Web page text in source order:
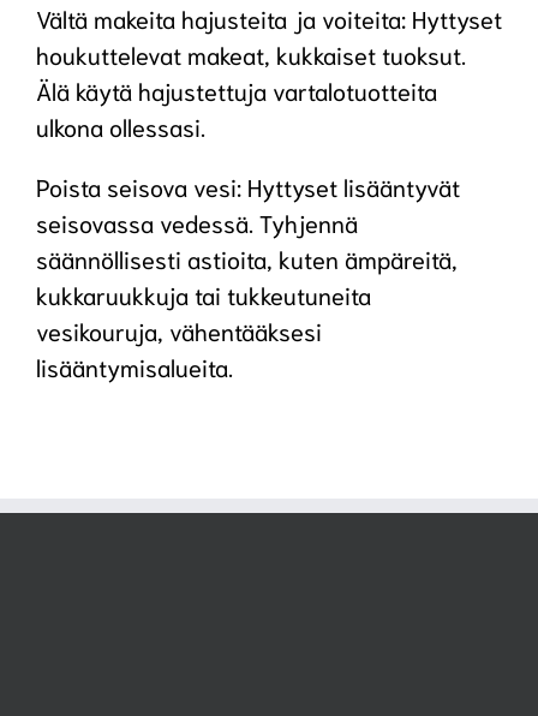
Vältä makeita hajusteita ja voiteita: Hyttyset
houkuttelevat makeat, kukkaiset tuoksut.
Älä käytä hajustettuja vartalotuotteita
ulkona ollessasi.
Poista seisova vesi: Hyttyset lisääntyvät
seisovassa vedessä. Tyhjennä
säännöllisesti astioita, kuten ämpäreitä,
kukkaruukkuja tai tukkeutuneita
vesikouruja, vähentääksesi
lisääntymisalueita.